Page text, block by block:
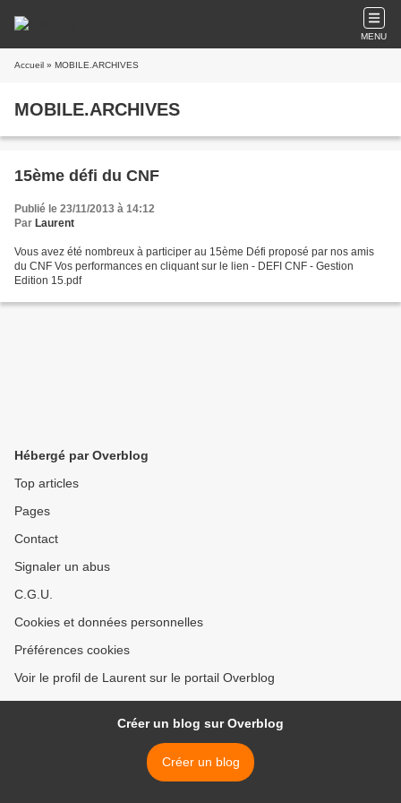
MENU
Accueil » MOBILE.ARCHIVES
MOBILE.ARCHIVES
15ème défi du CNF
Publié le 23/11/2013 à 14:12
Par Laurent
Vous avez été nombreux à participer au 15ème Défi proposé par nos amis
du CNF Vos performances en cliquant sur le lien - DEFI CNF - Gestion
Edition 15.pdf
Hébergé par Overblog
Top articles
Pages
Contact
Signaler un abus
C.G.U.
Cookies et données personnelles
Préférences cookies
Voir le profil de Laurent sur le portail Overblog
Créer un blog sur Overblog
Créer un blog